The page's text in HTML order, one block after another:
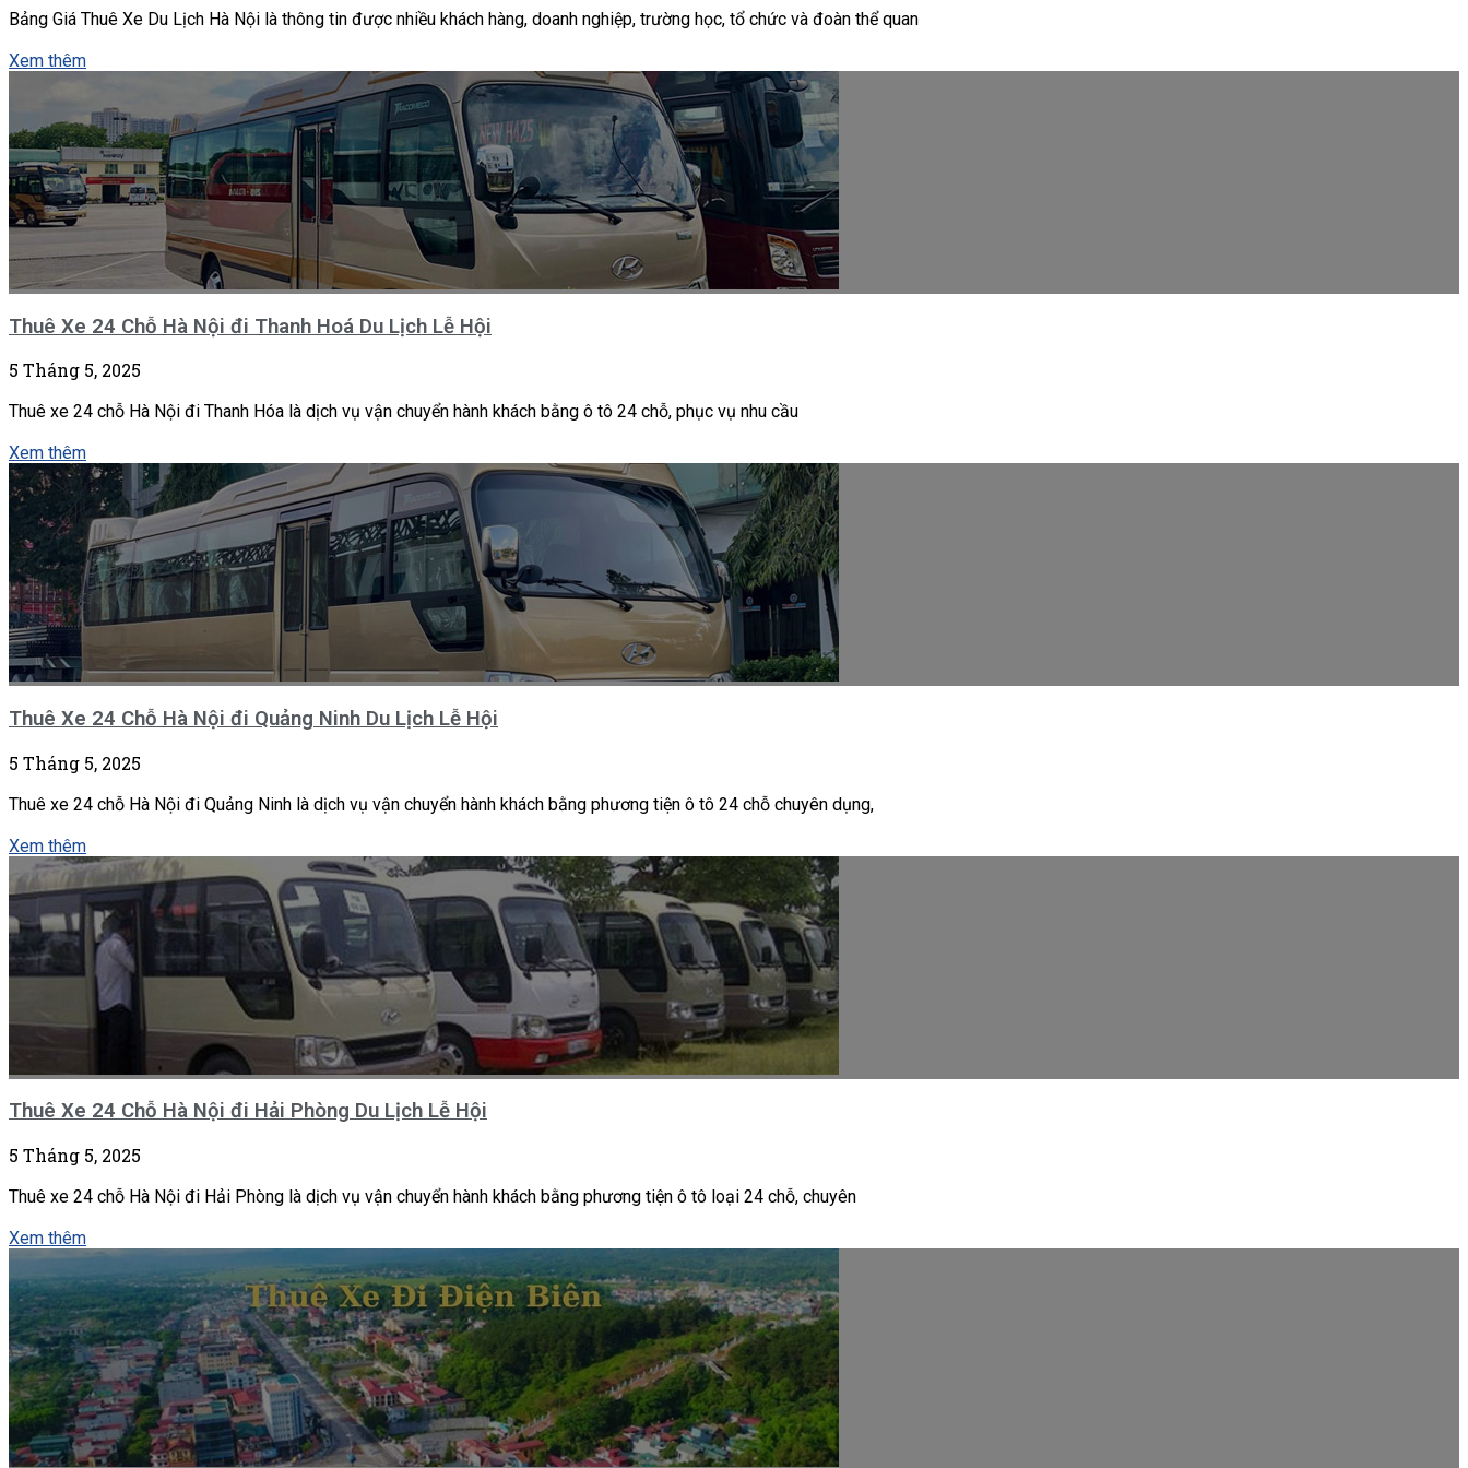
Bảng Giá Thuê Xe Du Lịch Hà Nội là thông tin được nhiều khách hàng, doanh nghiệp, trường học, tổ chức và đoàn thể quan
Xem thêm
Thuê Xe 24 Chỗ Hà Nội đi Thanh Hoá Du Lịch Lễ Hội
5 Tháng 5, 2025
Thuê xe 24 chỗ Hà Nội đi Thanh Hóa là dịch vụ vận chuyển hành khách bằng ô tô 24 chỗ, phục vụ nhu cầu
Xem thêm
Thuê Xe 24 Chỗ Hà Nội đi Quảng Ninh Du Lịch Lễ Hội
5 Tháng 5, 2025
Thuê xe 24 chỗ Hà Nội đi Quảng Ninh là dịch vụ vận chuyển hành khách bằng phương tiện ô tô 24 chỗ chuyên dụng,
Xem thêm
Thuê Xe 24 Chỗ Hà Nội đi Hải Phòng Du Lịch Lễ Hội
5 Tháng 5, 2025
Thuê xe 24 chỗ Hà Nội đi Hải Phòng là dịch vụ vận chuyển hành khách bằng phương tiện ô tô loại 24 chỗ, chuyên
Xem thêm